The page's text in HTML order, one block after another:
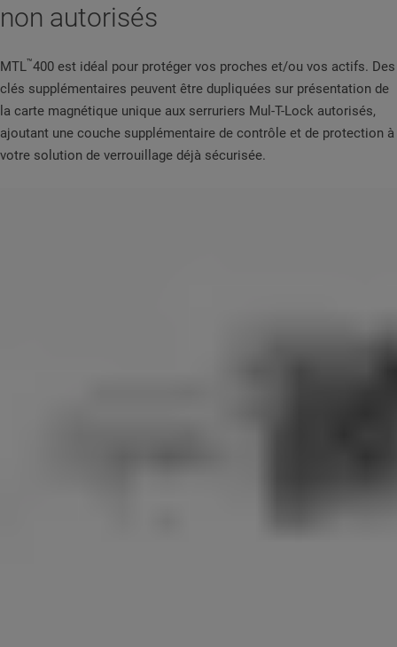
non autorisés
MTL™400 est idéal pour protéger vos proches et/ou vos actifs. Des
clés supplémentaires peuvent être dupliquées sur présentation de
la carte magnétique unique aux serruriers Mul-T-Lock autorisés,
ajoutant une couche supplémentaire de contrôle et de protection à
votre solution de verrouillage déjà sécurisée.